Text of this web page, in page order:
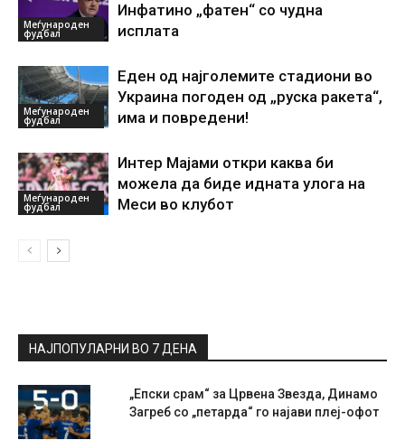
Меѓународен
фудбал
Инфатино „фатен“ со чудна
исплата
Меѓународен
фудбал
Еден од најголемите стадиони во
Украина погоден од „руска ракета“,
има и повредени!
Меѓународен
фудбал
Интер Мајами откри каква би
можела да биде идната улога на
Меси во клубот
НАЈПОПУЛАРНИ ВО 7 ДЕНА
„Епски срам“ за Црвена Звезда, Динамо
Загреб со „петарда“ го најави плеј-офот